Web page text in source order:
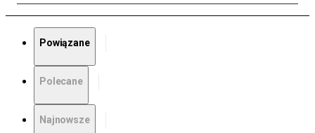
Powiązane
Polecane
Najnowsze